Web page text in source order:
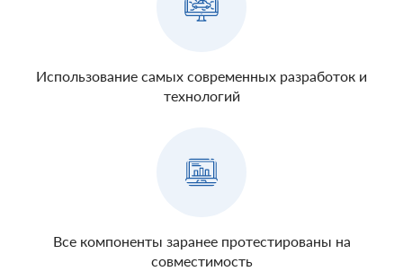
Использование самых современных разработок и
технологий
Все компоненты заранее протестированы на
совместимость